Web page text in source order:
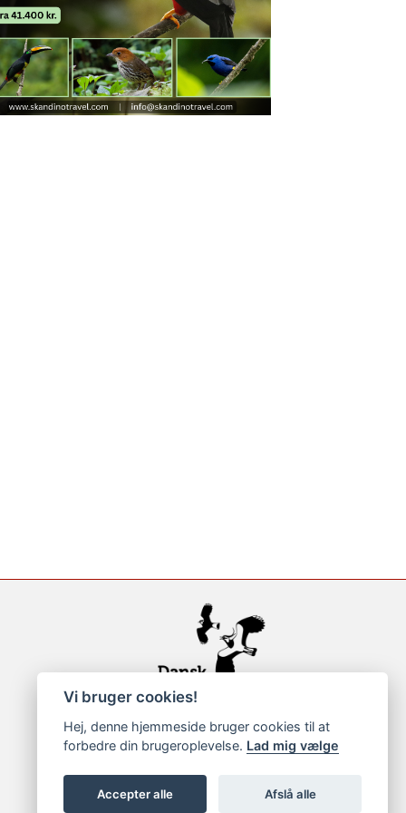
Vi bruger cookies!
Hej, denne hjemmeside bruger cookies til at
forbedre din brugeroplevelse. Lad mig vælge
Accepter alle Afslå alle